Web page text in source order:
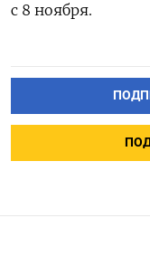
с 8 ноября.